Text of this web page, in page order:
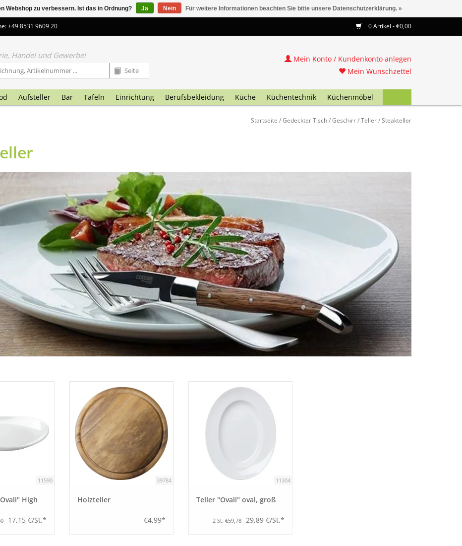
+49 8531 9609 20 0 Artikel - €0,00
Handel und Gewerbe!
Aufsteller Bar Tafeln Einrichtung Berufsbekleidung Küche Küchentechnik Küchenmöbel
Mein Konto / Kundenkonto anlegen
Mein Wunschzettel
Startseite /Gedeckter Tisch/Geschirr/Teller/Steakteller
11590
High
17,15 €/St.*
39784
Holzteller
€4,99*
11304
Teller "Ovali" oval, groß
2 St. €59,78 29,89 €/St.*
Webshop zu verbessern. Ist das in Ordnung? Ja Nein Für weitere Informationen beachten Sie bitte unsere Datenschutzerklärung. »